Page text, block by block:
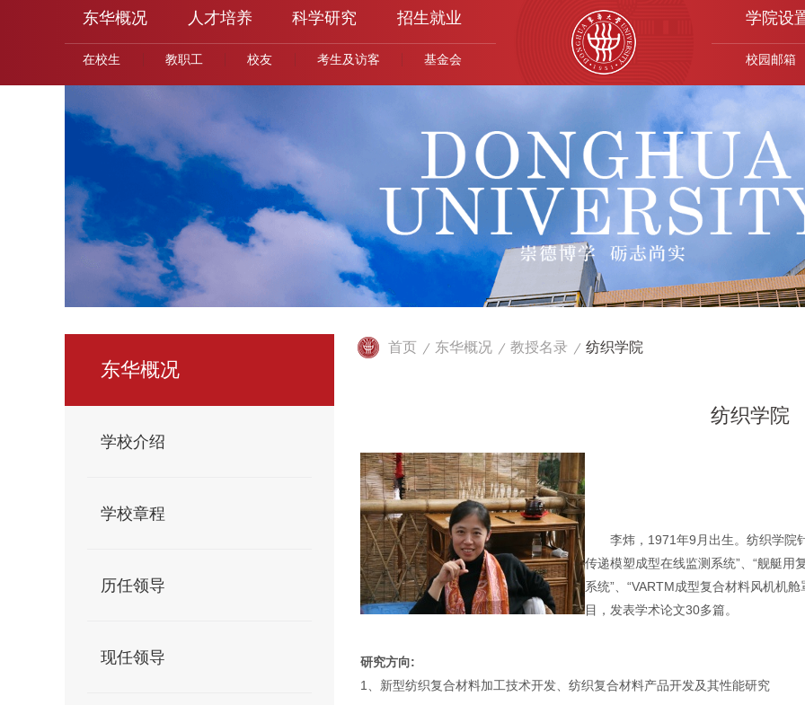
学院设
校园邮箱
东华概况 人才培养 科学研究 招生就业
在校生 教职工 校友 考生及访客 基金会
东华概况
学校介绍
学校章程
历任领导
现任领导
首页 东华概况 教授名录 纺织学院
纺织学院
李炜，1971年9月出生。纺织学院
传递模塑成型在线监测系统”、“舰艇用
系统”、“VARTM成型复合材料风机机
目，发表学术论文30多篇。
研究方向:
1、新型纺织复合材料加工技术开发、纺织复合材料产品开发及其性能研究